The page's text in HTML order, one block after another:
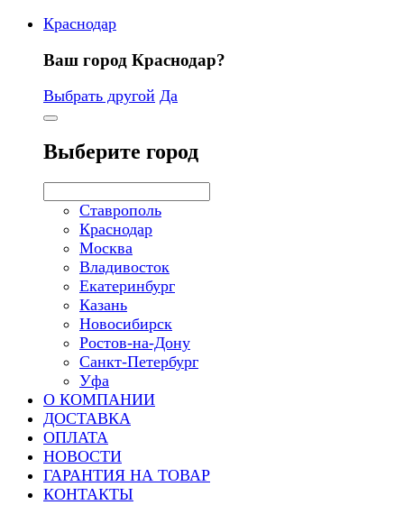
Краснодар
Ваш город Краснодар?
Выбрать другой Да
Выберите город
Ставрополь
Краснодар
Москва
Владивосток
Екатеринбург
Казань
Новосибирск
Ростов-на-Дону
Санкт-Петербург
Уфа
О КОМПАНИИ
ДОСТАВКА
ОПЛАТА
НОВОСТИ
ГАРАНТИЯ НА ТОВАР
КОНТАКТЫ